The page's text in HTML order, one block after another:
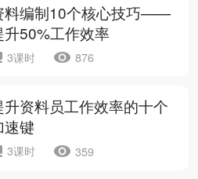
料编制10个核心技巧——
升50%工作效率
3课时 876
升资料员工作效率的十个
速键
3课时 359